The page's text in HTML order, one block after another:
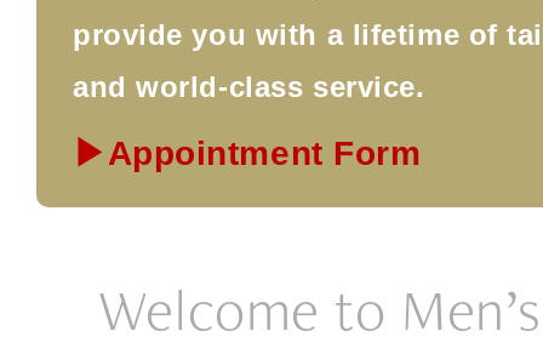
provide you with a lifetime of
and world-class service.
▶Appointment Form
Welcome to